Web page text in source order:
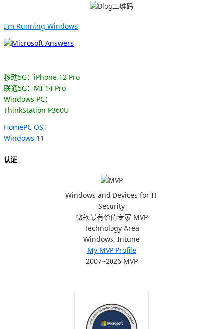
I'm Running Windows
移动5G：iPhone 12 Pro
联通5G：MI 14 Pro
Windows PC：
ThinkStation P360U
HomePC OS：
Windows 11
认证
Windows and Devices for IT
Security
微软最有价值专家 MVP
Technology Area
Windows, Intune
My MVP Profile
2007~2026 MVP